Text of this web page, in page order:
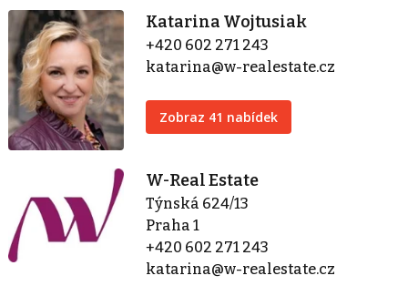
Katarina Wojtusiak
+420 602 271 243
katarina@w-realestate.cz
Zobraz 41 nabídek
W-Real Estate
Týnská 624/13
Praha 1
+420 602 271 243
katarina@w-realestate.cz